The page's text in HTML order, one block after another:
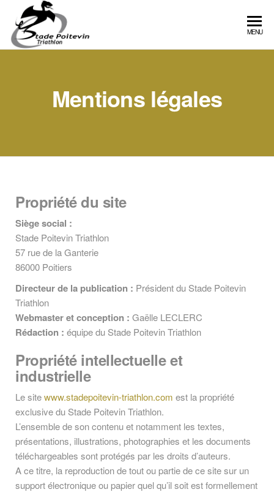
Poitevin
MENU
Mentions légales
Propriété du site
Siège social :
Stade Poitevin Triathlon
57 rue de la Ganterie
86000 Poitiers
Directeur de la publication : Président du Stade Poitevin
Triathlon
Webmaster et conception : Gaëlle LECLERC
Rédaction : équipe du Stade Poitevin Triathlon
Propriété intellectuelle et
industrielle
Le sitewww.stadepoitevin-triathlon.com est la propriété
exclusive du Stade Poitevin Triathlon.
L’ensemble de son contenu et notamment les textes,
présentations, illustrations, photographies et les documents
téléchargeables sont protégés par les droits d’auteurs.
A ce titre, la reproduction de tout ou partie de ce site sur un
support électronique ou papier quel qu’il soit est formellement